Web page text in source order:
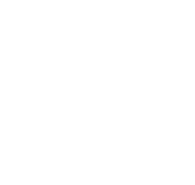
（贝斯达